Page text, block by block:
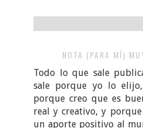
NOTA (PARA MÍ)
Todo lo que sale
sale porque yo lo
porque creo que es
real y creativo, y
un aporte positivo al